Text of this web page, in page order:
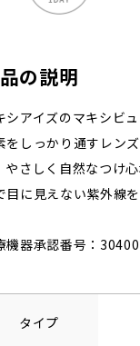
の説明
シアイズのマキシビ
をしっかり通すレン
やさしく自然なつけ
目に見えない紫外線
機器承認番号：
タイプ